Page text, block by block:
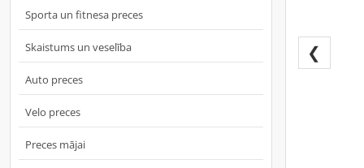
Sporta un fitnesa preces
Skaistums un veselība
Auto preces
Velo preces
Preces mājai
❮